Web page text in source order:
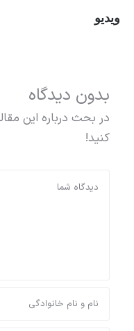
ویدیو
بدون دیدگاه
در بحث درباره این
کنید!